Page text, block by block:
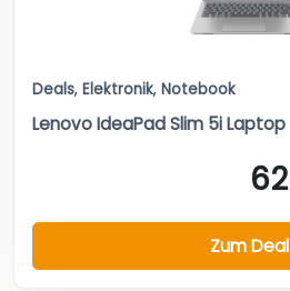
Deals, Elektronik, Notebook
Lenovo IdeaPad Slim 5i Laptop
Zum Deal